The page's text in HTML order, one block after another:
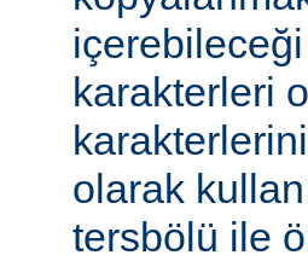
karakterleri
olarak
tersbölü ile